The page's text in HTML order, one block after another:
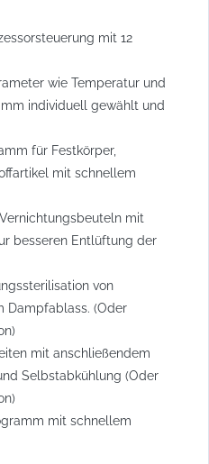
mit 12
wie Temperatur und
individuell gewählt und
für Festkörper,
mit schnellem
mit
besseren Entlüftung der
von
Dampfablass. (Oder
mit anschließendem
Selbstabkühlung (Oder
mit schnellem